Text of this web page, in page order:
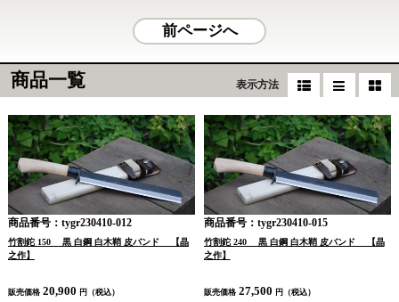
前ページへ
商品一覧 表示方法
商品番号：tygr230410-012
竹割鉈 150 黒 白鋼 白木鞘 皮バンド 【晶
之作】
販売価格 20,900 円（税込）
商品番号：tygr230410-015
竹割鉈 240 黒 白鋼 白木鞘 皮バンド 【晶
之作】
販売価格 27,500 円（税込）